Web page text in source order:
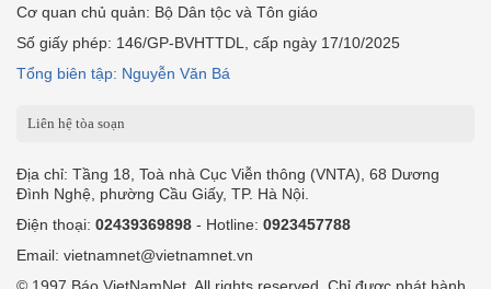
Cơ quan chủ quản: Bộ Dân tộc và Tôn giáo
Số giấy phép: 146/GP-BVHTTDL, cấp ngày 17/10/2025
Tổng biên tập: Nguyễn Văn Bá
Liên hệ tòa soạn
Địa chỉ: Tầng 18, Toà nhà Cục Viễn thông (VNTA), 68 Dương
Đình Nghệ, phường Cầu Giấy, TP. Hà Nội.
Điện thoại: 02439369898 - Hotline: 0923457788
Email: vietnamnet@vietnamnet.vn
© 1997 Báo VietNamNet. All rights reserved. Chỉ được phát hành